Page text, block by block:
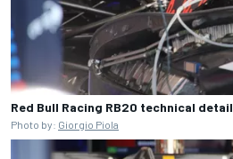
Red Bull Racing RB20 technical detail
Photo by: Giorgio Piola